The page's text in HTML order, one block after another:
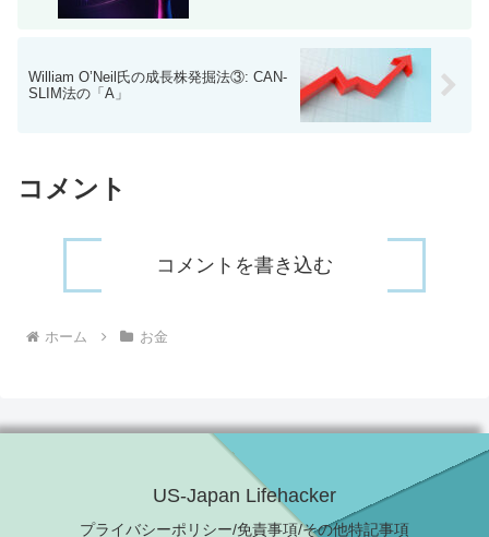
William O’Neil氏の成長株発掘法③: CAN-
SLIM法の「A」
コメント
コメントを書き込む
ホーム お金
US-Japan Lifehacker
プライバシーポリシー/免責事項/その他特記事項